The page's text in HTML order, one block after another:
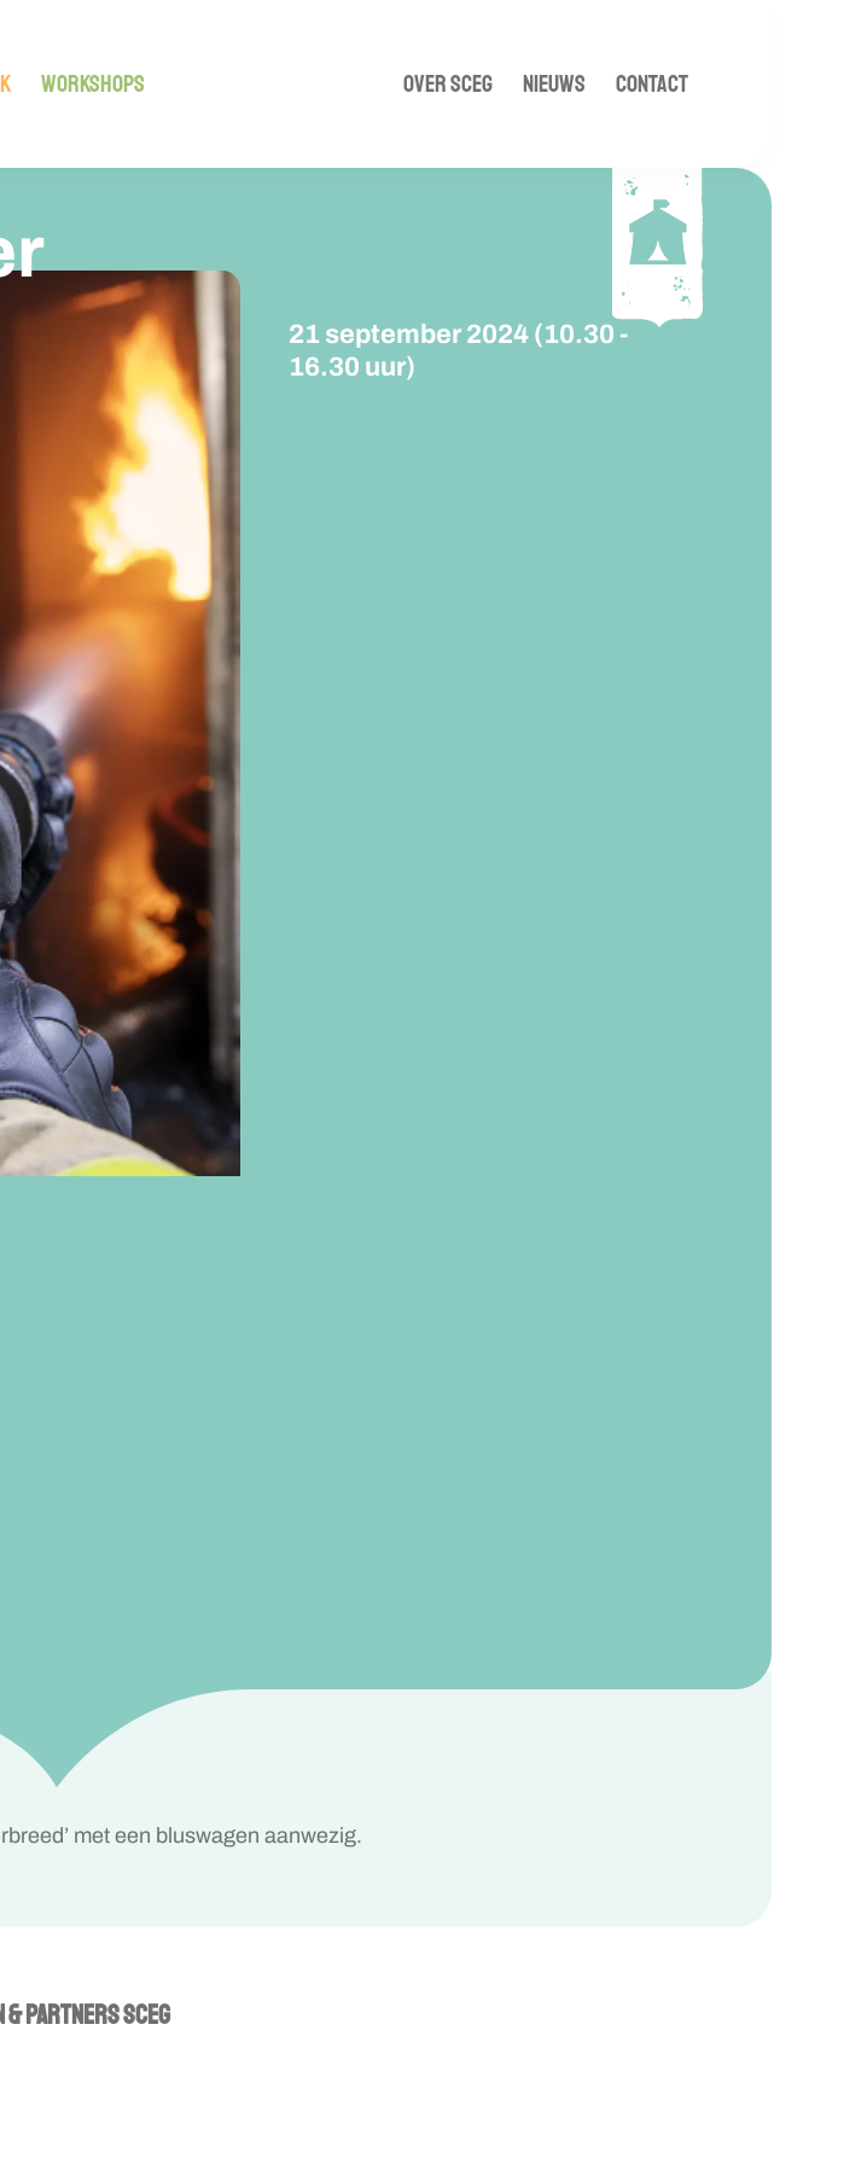
WORKSHOPS OVER SCEG NIEUWS CONTACT
21 september 2024 (10.30 -
16.30 uur)
met een bluswagen aanwezig.
& PARTNERS SCEG